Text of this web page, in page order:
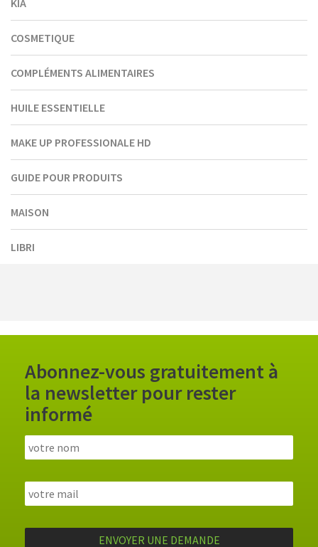
KIA
COSMETIQUE
COMPLÉMENTS ALIMENTAIRES
HUILE ESSENTIELLE
MAKE UP PROFESSIONALE HD
GUIDE POUR PRODUITS
MAISON
LIBRI
Abonnez-vous gratuitement à
la newsletter pour rester
informé